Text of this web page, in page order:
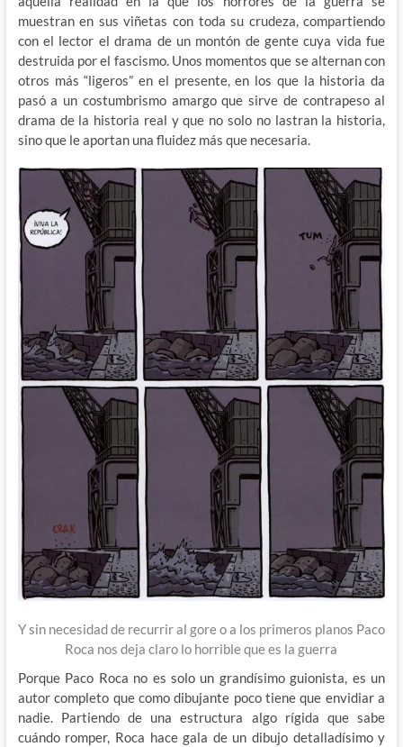
muestran en sus viñetas con toda su crudeza, compartiendo
con el lector el drama de un montón de gente cuya vida fue
destruida por el fascismo. Unos momentos que se alternan con
otros más “ligeros” en el presente, en los que la historia da
pasó a un costumbrismo amargo que sirve de contrapeso al
drama de la historia real y que no solo no lastran la historia,
sino que le aportan una fluidez más que necesaria.
Y sin necesidad de recurrir al gore o a los primeros planos Paco
Roca nos deja claro lo horrible que es la guerra
Porque Paco Roca no es solo un grandísimo guionista, es un
autor completo que como dibujante poco tiene que envidiar a
nadie. Partiendo de una estructura algo rígida que sabe
cuándo romper, Roca hace gala de un dibujo detalladísimo y